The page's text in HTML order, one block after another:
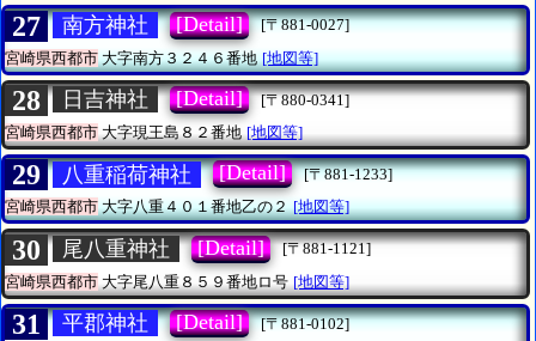
27 南方神社 [Detail]
[〒881-0027]
宮崎県西都市大字南方３２４６番地 [地図等]
28 日吉神社 [Detail]
[〒880-0341]
宮崎県西都市 大字現王島８２番地 [地図等]
29 八重稲荷神社 [Detail]
[〒881-1233]
宮崎県西都市大字八重４０１番地乙の２ [地図等]
30 尾八重神社 [Detail]
[〒881-1121]
宮崎県西都市 大字尾八重８５９番地ロ号 [地図等]
31 平郡神社 [Detail]
[〒881-0102]